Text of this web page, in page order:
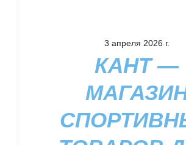
3 апреля 2026 г.
КАНТ —